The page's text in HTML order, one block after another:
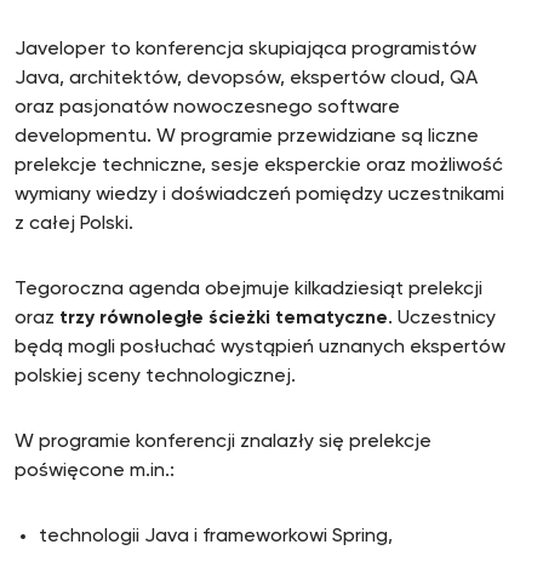
Javeloper to konferencja skupiająca programistów
Java, architektów, devopsów, ekspertów cloud, QA
oraz pasjonatów nowoczesnego software
developmentu. W programie przewidziane są liczne
prelekcje techniczne, sesje eksperckie oraz możliwość
wymiany wiedzy i doświadczeń pomiędzy uczestnikami
z całej Polski.
Tegoroczna agenda obejmuje kilkadziesiąt prelekcji
oraz trzy równoległe ścieżki tematyczne. Uczestnicy
będą mogli posłuchać wystąpień uznanych ekspertów
polskiej sceny technologicznej.
W programie konferencji znalazły się prelekcje
poświęcone m.in.:
technologii Java i frameworkowi Spring,